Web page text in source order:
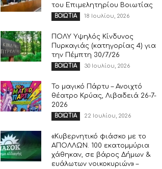
του Επιμελητηρίου Βοιωτίας
ΒΟΙΩΤΙΑ 18 Ιουλίου, 2026
ΠΟΛΥ Υψηλός Κίνδυνος
Πυρκαγιάς (κατηγορίας 4) για
την Πέμπτη 30/7/26
ΒΟΙΩΤΙΑ 30 Ιουλίου, 2026
Το μαγικό Πάρτυ – Ανοιχτό
θέατρο Κρύας, Λιβαδειά 26-7-
2026
ΒΟΙΩΤΙΑ 22 Ιουλίου, 2026
«Κυβερνητικό φιάσκο με το
ΑΠΟΛΛΩΝ. 100 εκατομμύρια
χάθηκαν, σε βάρος Δήμων &
ευάλωτων νοικοκυριών» –